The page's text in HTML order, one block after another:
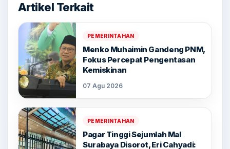
Artikel Terkait
PEMERINTAHAN
Menko Muhaimin Gandeng PNM,
Fokus Percepat Pengentasan
Kemiskinan
07 Agu 2026
PEMERINTAHAN
Pagar Tinggi Sejumlah Mal
Surabaya Disorot, Eri Cahyadi: